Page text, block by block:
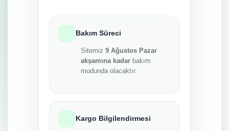
Bakım Süreci
Sitemiz 9 Ağustos Pazar
akşamına kadar bakım
modunda olacaktır.
Kargo Bilgilendirmesi